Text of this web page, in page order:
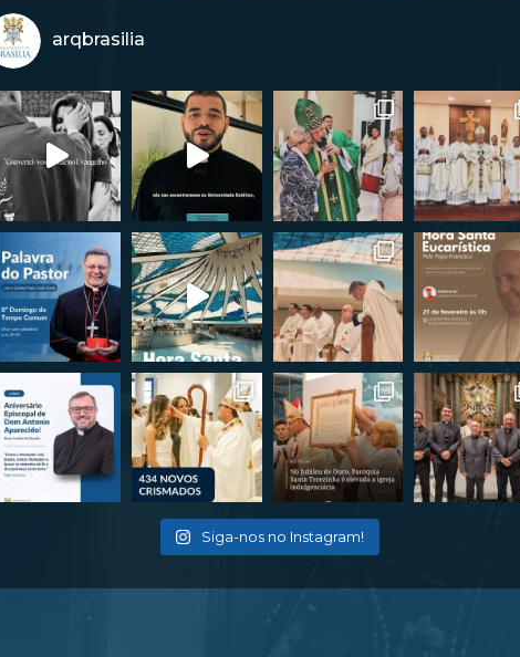
arqbrasilia
Siga-nos no Instagram!